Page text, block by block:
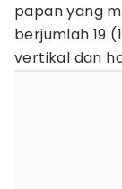
papan yang
berjumlah 19
vertikal dan